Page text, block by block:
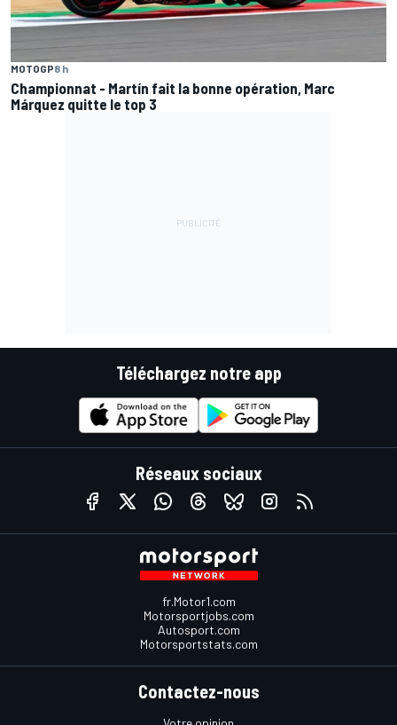
MOTOGP8 h
Championnat - Martín fait la bonne opération, Marc
Márquez quitte le top 3
Téléchargez notre app
Réseaux sociaux
fr.Motor1.com
Motorsportjobs.com
Autosport.com
Motorsportstats.com
Contactez-nous